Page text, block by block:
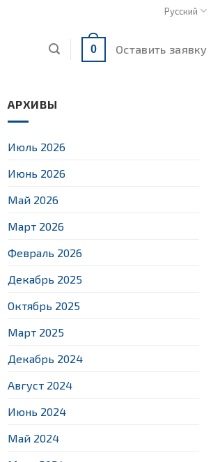
Русский
0 Оставить заявку
АРХИВЫ
Июль 2026
Июнь 2026
Май 2026
Март 2026
Февраль 2026
Декабрь 2025
Октябрь 2025
Март 2025
Декабрь 2024
Август 2024
Июнь 2024
Май 2024